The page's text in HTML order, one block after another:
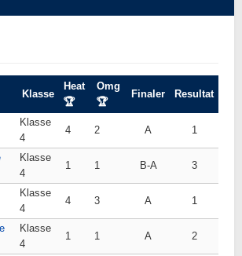
Klasse
Heat
🏆
Omg
🏆
Finaler Resultat
Klasse
4
4 2 A 1
Klasse
4
1 1 B-A 3
Klasse
4
4 3 A 1
Klasse
4
1 1 A 2